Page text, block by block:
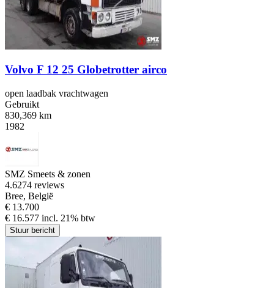
Volvo F 12 25 Globetrotter airco
open laadbak vrachtwagen
Gebruikt
830,369 km
1982
SMZ Smeets & zonen
4.6274 reviews
Bree, België
€ 13.700
€ 16.577 incl. 21% btw
Stuur bericht